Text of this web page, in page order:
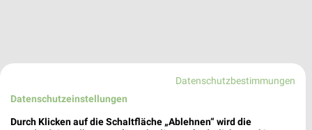
expert TechnoMarkt Angebote in Dachau
Datenschutzbestimmungen
Datenschutzeinstellungen
Durch Klicken auf die Schaltfläche „Ablehnen“ wird die